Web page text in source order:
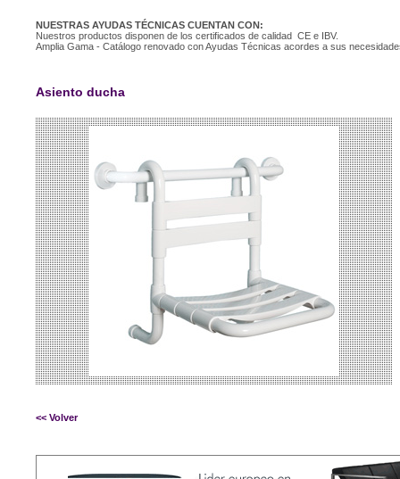
NUESTRAS AYUDAS TÉCNICAS CUENTAN CON:
Nuestros productos disponen de los certificados de calidad CE e IBV.
Amplia Gama - Catálogo renovado con Ayudas Técnicas acordes a sus
Asiento ducha
<< Volver